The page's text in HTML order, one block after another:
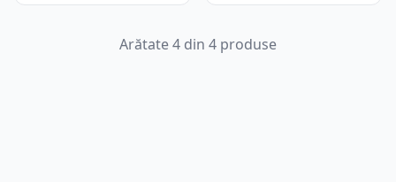
Arătate 4 din 4 produse